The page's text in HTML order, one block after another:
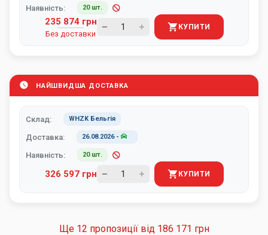
Наявність: 20 шт.
235 874 грн
Без доставки
КУПИТИ
НАЙШВИДША ДОСТАВКА
Склад: WHZK Бельгія
Доставка: 26.08.2026-
Наявність: 20 шт.
326 597 грн КУПИТИ
Ще 12 пропозиції від 186 171 грн